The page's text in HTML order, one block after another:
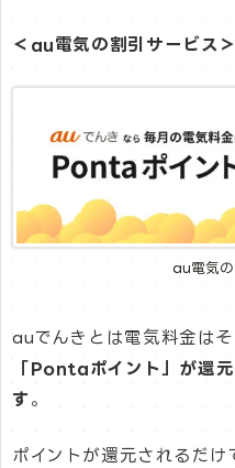
＜au電気の割引サービス＞
au電気の
auでんきとは電気料金は
「Pontaポイント」が還
す 。
ポイントが還元されるだ